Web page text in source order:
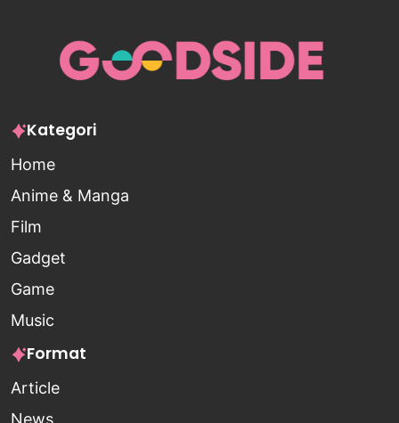
Kategori
Home
Anime & Manga
Film
Gadget
Game
Music
Format
Article